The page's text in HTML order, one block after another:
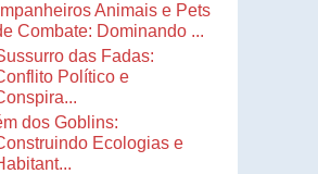
Animais e Pets
Combate: Dominando ...
das Fadas:
Político e
dos Goblins:
Ecologias e